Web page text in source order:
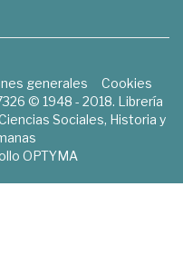
generales
Cookies
© 1948 - 2018. Librería
Sociales, Historia y
OPTYMA